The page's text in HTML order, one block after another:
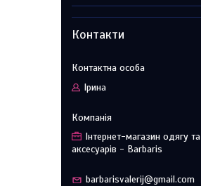
Контакти
Ірина
Інтернет-магазин одягу та
аксесуарів - Barbaris
barbarisvalerij@gmail.com